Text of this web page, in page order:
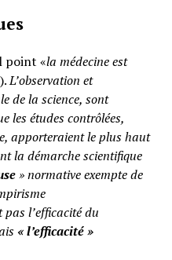
point «la médecine est
L’observation et
de la science, sont
les études contrôlées,
apporteraient le plus haut
la démarche scientifique
» normative exempte de
l’efficacité du
«l’efficacité »